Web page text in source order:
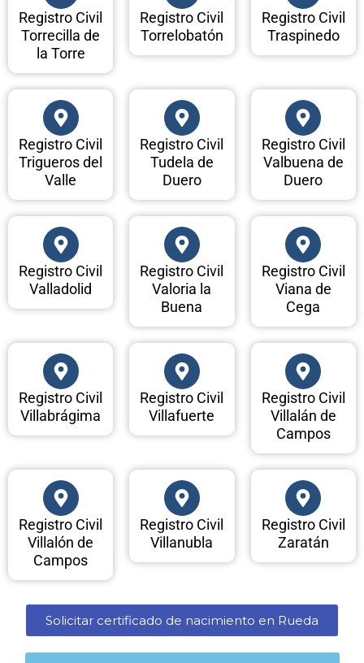
Registro Civil
Torrecilla de
la Torre
Registro Civil
Torrelobatón
Registro Civil
Traspinedo
Registro Civil
Trigueros del
Valle
Registro Civil
Tudela de
Duero
Registro Civil
Valbuena de
Duero
Registro Civil
Valladolid
Registro Civil
Valoria la
Buena
Registro Civil
Viana de
Cega
Registro Civil
Villabrágima
Registro Civil
Villafuerte
Registro Civil
Villalán de
Campos
Registro Civil
Villalón de
Campos
Registro Civil
Villanubla
Registro Civil
Zaratán
Solicitar certificado de nacimiento en Rueda​